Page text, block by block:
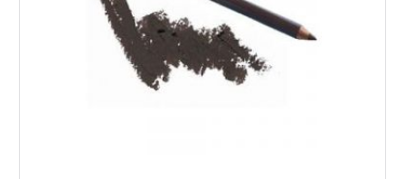
Benessere Intestinale: Sconto fino al 55% valido
oggi!